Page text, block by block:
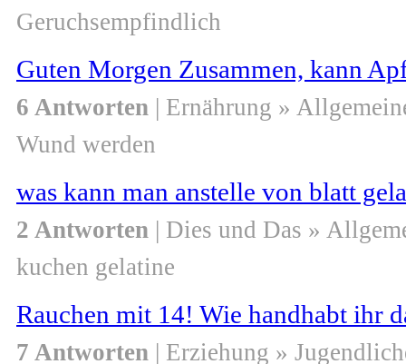
Geruchsempfindlich
Guten Morgen Zusammen, kann
6 Antworten | Ernährung »
Wund werden
was kann man anstelle von blatt
2 Antworten | Dies und Das »
kuchen gelatine
Rauchen mit 14! Wie handhabt ihr
7 Antworten | Erziehung »